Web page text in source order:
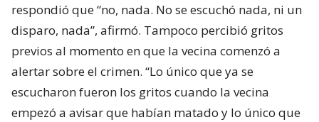
respondió que “no, nada. No se escuchó nada, ni un
disparo, nada”, afirmó. Tampoco percibió gritos
previos al momento en que la vecina comenzó a
alertar sobre el crimen. “Lo único que ya se
escucharon fueron los gritos cuando la vecina
empezó a avisar que habían matado y lo único que